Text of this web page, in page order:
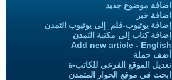
اضافة موضوع جديد
اضافة خبر
إضافة يوتيوب-فلم إلى يوتيوب التمدن
إضافة كتاب إلى مكتبة التمدن
Add new article - English
أضف حملة
تعديل الموقع الفرعي للكاتب-ة
ابحث في موقع الحوار المتمدن